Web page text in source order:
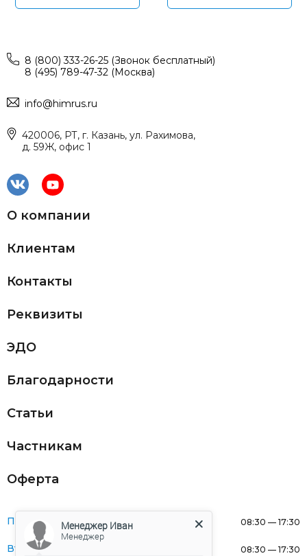
8 (800) 333-26-25 (Звонок бесплатный)
8 (495) 789-47-32 (Москва)
info@himrus.ru
420006, РТ, г. Казань, ул. Рахимова,
д. 59Ж, офис 1
О компании
Клиентам
Контакты
Реквизиты
ЭДО
Благодарности
Статьи
Частникам
Оферта
Понедельник: 08:30 — 17:30
Вторник: 08:30 — 17:30
Менеджер Иван
Менеджер